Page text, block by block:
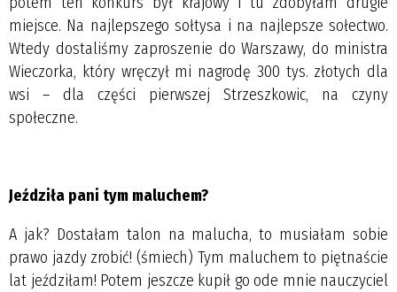
miejsce. Na najlepszego sołtysa i na najlepsze sołectwo.
Wtedy dostaliśmy zaproszenie do Warszawy, do ministra
Wieczorka, który wręczył mi nagrodę 300 tys. złotych dla
wsi – dla części pierwszej Strzeszkowic, na czyny
społeczne.
Jeździła pani tym maluchem?
A jak? Dostałam talon na malucha, to musiałam sobie
prawo jazdy zrobić! (śmiech) Tym maluchem to piętnaście
lat jeździłam! Potem jeszcze kupił go ode mnie nauczyciel